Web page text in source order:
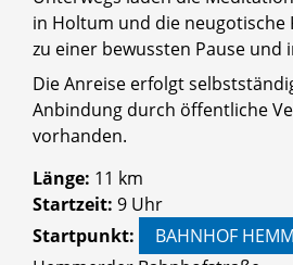
in Holtum und die neugotische
zu einer bewussten Pause und
Die Anreise erfolgt
Anbindung durch öffentliche
vorhanden.
Länge: 11 km
Startzeit: 9 Uhr
Startpunkt:
BAHNHOF